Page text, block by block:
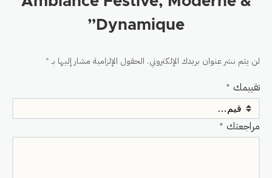
Dynamique”
لن يتم نشر عنوان بريدك الإلكتروني. الحقول الإلزامية مشار إليها بـ *
تقييمك *
مراجعتك *